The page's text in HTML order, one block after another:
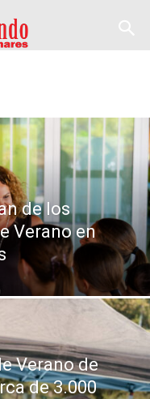
de los
Verano en
Verano de
de 3.000